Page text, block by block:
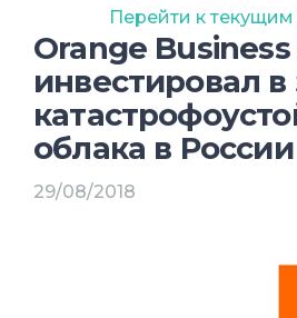
Перейти к текущим
Orange Business
инвестировал в
облака в России
29/08/2018